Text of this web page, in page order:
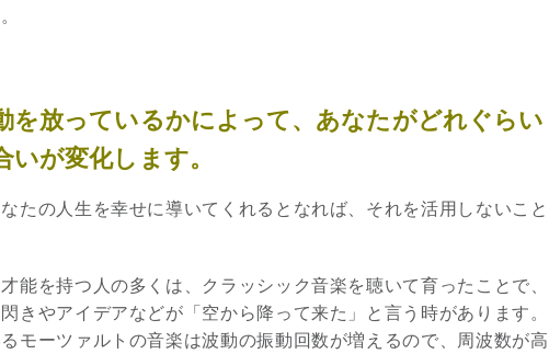
を放っているかによって、あなたがどれぐらい
が変化します。
たの人生を幸せに導いてくれるとなれば、それを活用しないこと
能を持つ人の多くは、クラッシック音楽を聴いて育ったことで、
きやアイデアなどが「空から降って来た」と言う時があります。
モーツァルトの音楽は波動の振動回数が増えるので、周波数が高